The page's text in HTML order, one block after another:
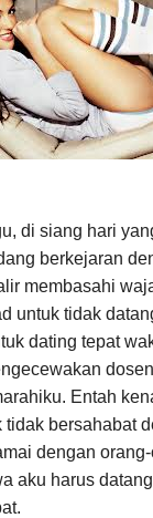
di siang hari
berkejaran
membasahi
untuk tidak
dating tepat
Entah
bersahabat
dengan
aku harus